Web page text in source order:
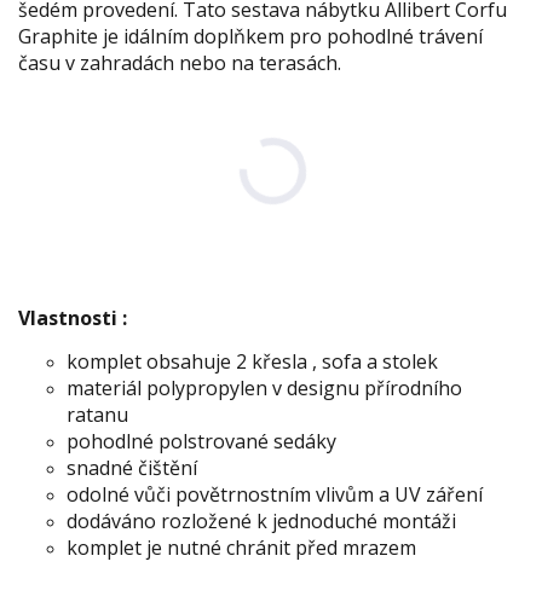
šedém provedení. Tato sestava nábytku Allibert Corfu
Graphite je idálním doplňkem pro pohodlné trávení
času v zahradách nebo na terasách.
Vlastnosti :
komplet obsahuje 2 křesla , sofa a stolek
materiál polypropylen v designu přírodního
ratanu
pohodlné polstrované sedáky
snadné čištění
odolné vůči povětrnostním vlivům a UV záření
dodáváno rozložené k jednoduché montáži
komplet je nutné chránit před mrazem